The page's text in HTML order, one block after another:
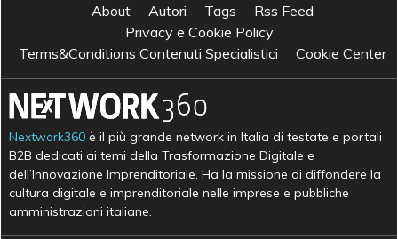
About Autori Tags
Rss Feed
Privacy e Cookie Policy
Terms&Conditions Contenuti Specialistici
Cookie Center
Nextwork360 è il più grande network in Italia di testate e portali
B2B dedicati ai temi della Trasformazione Digitale e
dell’Innovazione Imprenditoriale. Ha la missione di diffondere la
cultura digitale e imprenditoriale nelle imprese e pubbliche
amministrazioni italiane.